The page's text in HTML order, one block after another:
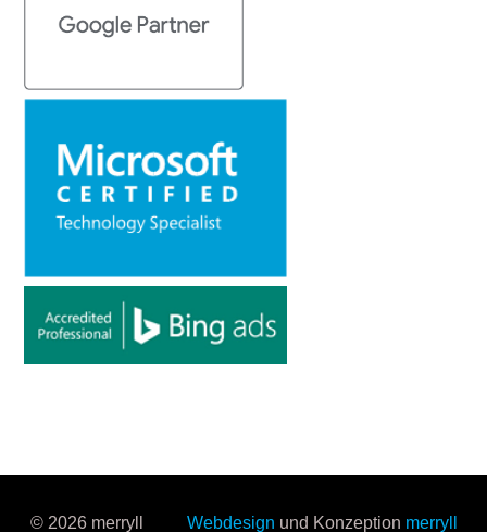
© 2026 merryll Webdesign und Konzeption merryll